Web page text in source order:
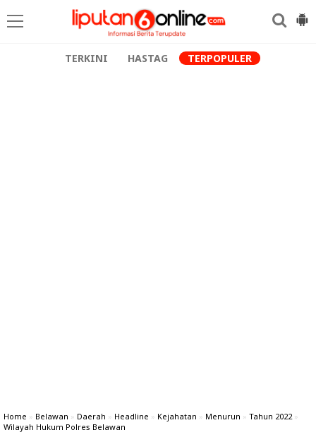
TERKINI HASTAG TERPOPULER
Home » Belawan » Daerah » Headline » Kejahatan » Menurun » Tahun 2022»
Wilayah Hukum Polres Belawan